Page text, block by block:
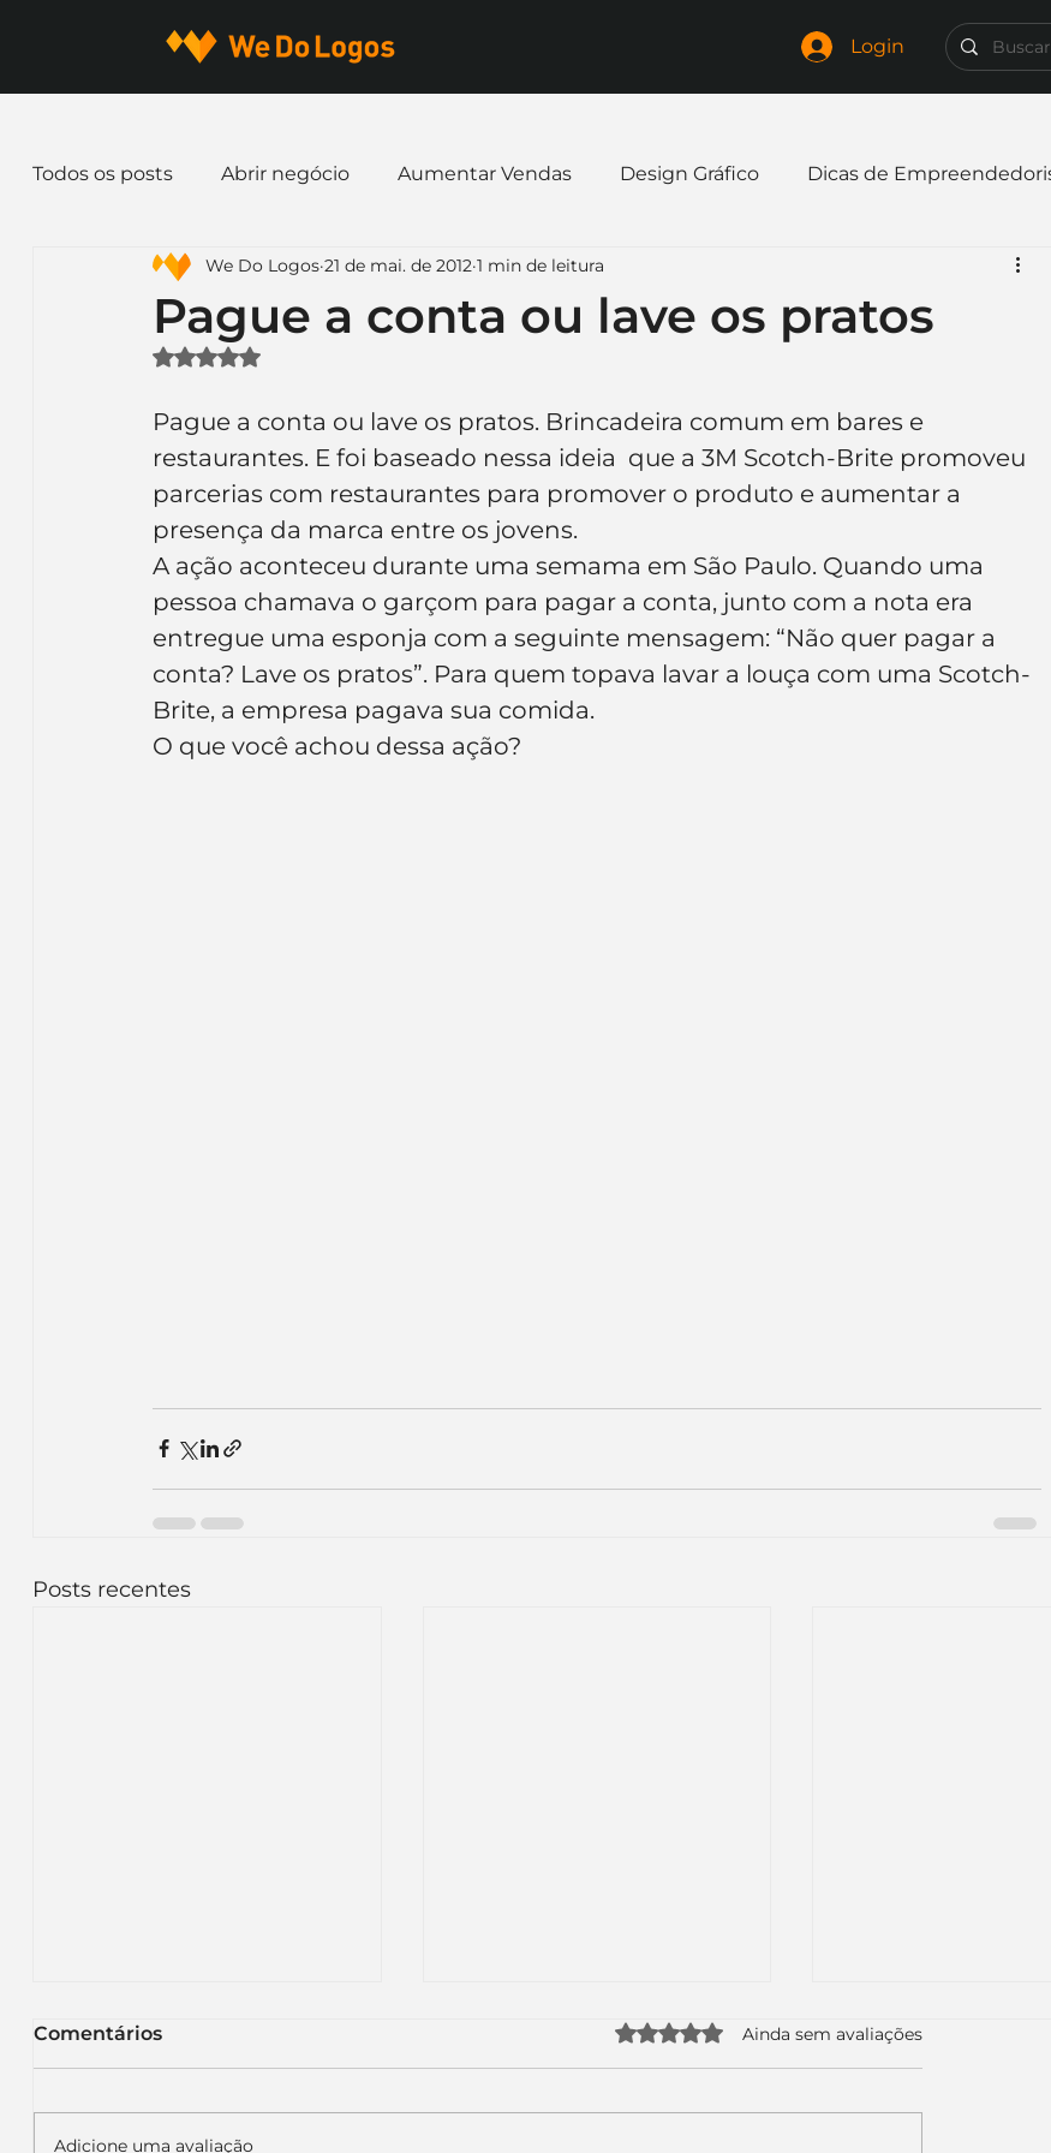
Login
Todos os posts Abrir negócio Aumentar Vendas Design Gráfico Dicas de
Dicas de Marketing Email marketing Expandir negócio
Identidade Visual
Ferramentas Mascotes Slogan Papelaria Curiosidades Frases Logotipo
Inteligência Artificial Embalagens nome de empresa Branding
Pague a conta ou lave os pratos
We Do Logos 21 de mai. de 2012 1 min de leitura
Avaliado com NaN de 5 estrelas.
Pague a conta ou lave os pratos. Brincadeira comum em bares e
restaurantes. E foi baseado nessa ideia  que a 3M Scotch-Brite promoveu
parcerias com restaurantes para promover o produto e aumentar a
presença da marca entre os jovens.
A ação aconteceu durante uma semama em São Paulo. Quando uma
pessoa chamava o garçom para pagar a conta, junto com a nota era
entregue uma esponja com a seguinte mensagem: “Não quer pagar a
conta? Lave os pratos”. Para quem topava lavar a louça com uma Scotch-
Brite, a empresa pagava sua comida.
O que você achou dessa ação?
Posts recentes
Comentários Avaliado com 0 de 5 estrelas.
Ainda sem avaliações
Adicione uma avaliação